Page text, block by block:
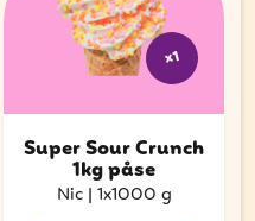
x1
Super Sour Crunch
1kg påse
Nic | 1x1000 g